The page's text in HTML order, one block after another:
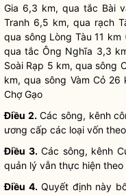
Gia 6,3 km, qua tắc Bài
Tranh 6,5 km, qua rạch
qua sông Lòng Tàu 11
qua tắc Ông Nghĩa 3,3
Soài Rạp 5 km, qua sông
km, qua sông Vàm Cỏ
Chợ Gạo
Điều 2.Các sông, kênh
ương cấp các loại vốn
Điều 3.Các sông, kênh
quản lý vẫn thực hiện
Điều 4.Quyết định này